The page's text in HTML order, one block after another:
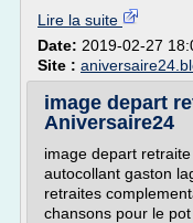
Lire la suite
Date: 2019-02-27
Site :
image depart
Aniversaire24
image depart
autocollant gaston
retraites
chansons pour le